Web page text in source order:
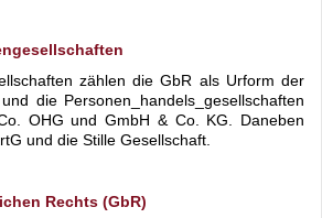
zählen die GbR als Urform der
die Personen_handels_gesellschaften
OHG und GmbH & Co. KG. Daneben
und die Stille Gesellschaft.
Rechts (GbR)